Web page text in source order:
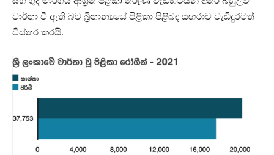
වාර්තා වී ඇති බව බ්‍රිතාන්‍යයේ පිළිකා පිළිබඳ සඟරාව වැඩිදුරටත්
විස්තර කරයි.